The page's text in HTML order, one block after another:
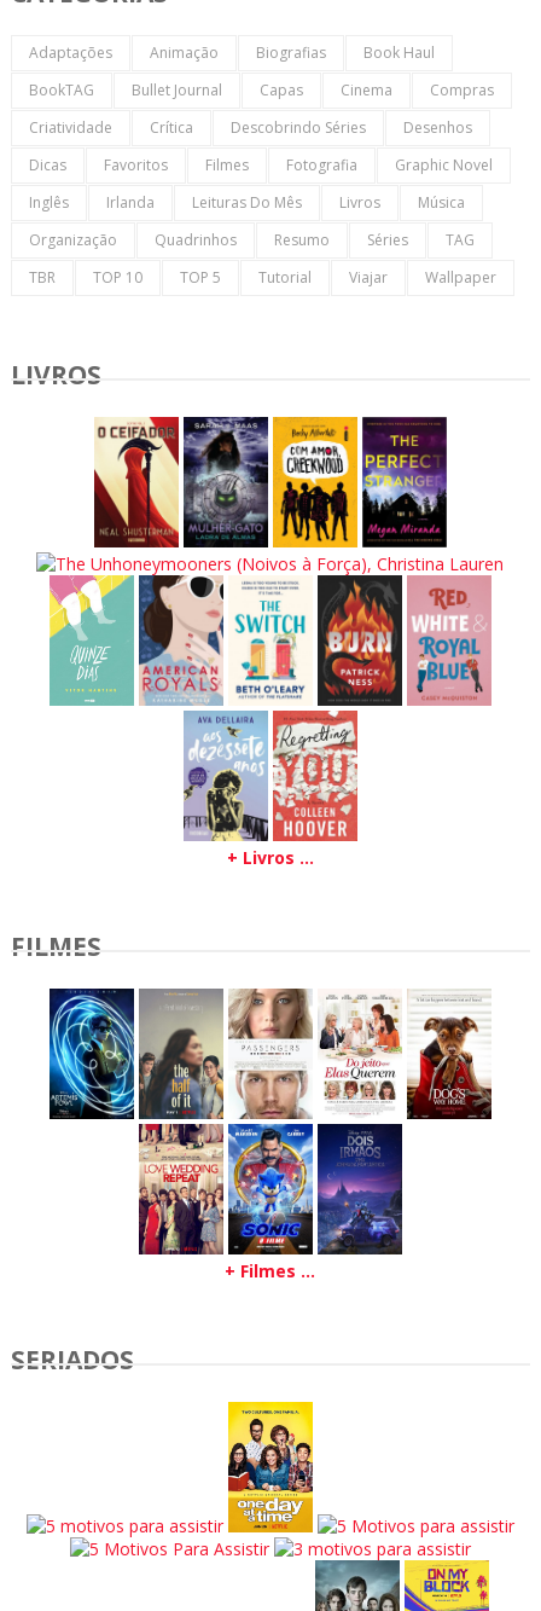
Adaptações Animação Biografias
Book Haul
BookTAG
Bullet Journal Capas Cinema
Compras
Criatividade
Crítica Descobrindo Séries
Desenhos
Dicas
Favoritos Filmes Fotografia
Graphic Novel
Inglês
Irlanda Leituras Do Mês Livros
Música
Organização
Quadrinhos Resumo Séries
TAG
TBR
TOP 10 TOP 5 Tutorial Viajar Wallpaper
LIVROS
+ Livros ...
FILMES
+ Filmes ...
SERIADOS